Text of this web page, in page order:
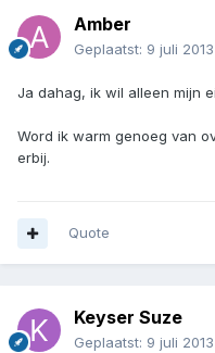
Amber
Geplaatst: 9 juli 2013
Ja dahag, ik wil alleen mijn
Word ik warm genoeg van
erbij.
Quote
Keyser Suze
Geplaatst: 9 juli 2013